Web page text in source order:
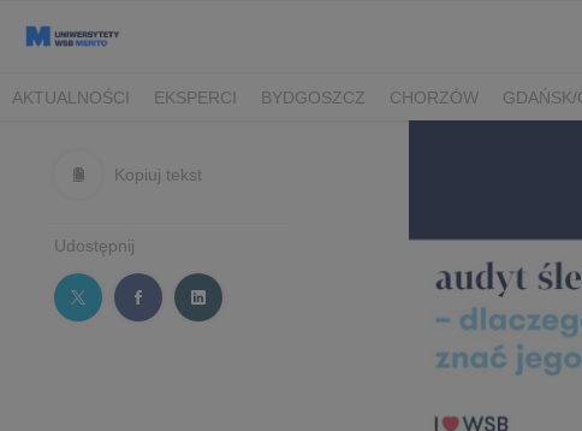
AKTUALNOŚCI EKSPERCI BYDGOSZCZ CHORZÓW
Kopiuj tekst
Udostępnij